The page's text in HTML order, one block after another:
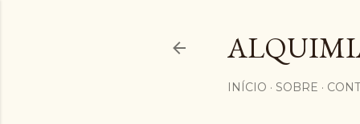
INÍCIO SOBRE